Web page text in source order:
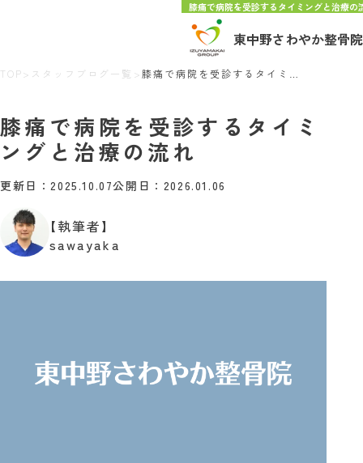
膝痛で病院を受診するタイミングと治療の
東中野さわやか整骨院
TOP> スタッフブログ一覧 >
膝痛で病院を受診するタイミ
ングと治療の流れ
更新日：2025.10.07公開日：2026.01.06
【執筆者】
sawayaka